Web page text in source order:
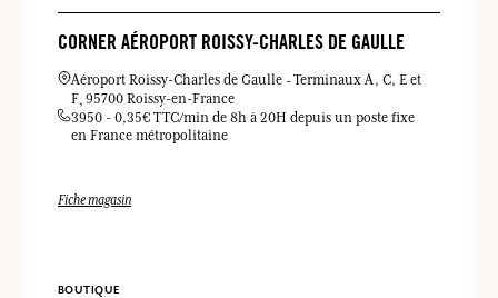
CORNER AÉROPORT ROISSY-CHARLES DE GAULLE
Aéroport Roissy-Charles de Gaulle
Terminaux A, C, E et
F 95700 Roissy-en-France
3950 - 0,35€ TTC/min de 8h à 20H depuis un poste fixe
en France métropolitaine
Fiche magasin
BOUTIQUE